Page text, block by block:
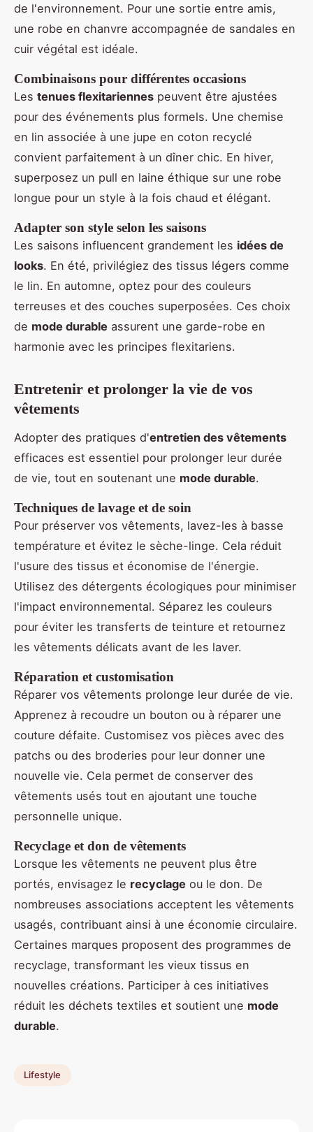
de l'environnement. Pour une sortie entre amis,
une robe en chanvre accompagnée de sandales en
cuir végétal est idéale.
Combinaisons pour différentes occasions
Les tenues flexitariennes peuvent être ajustées
pour des événements plus formels. Une chemise
en lin associée à une jupe en coton recyclé
convient parfaitement à un dîner chic. En hiver,
superposez un pull en laine éthique sur une robe
longue pour un style à la fois chaud et élégant.
Adapter son style selon les saisons
Les saisons influencent grandement les idées de
looks. En été, privilégiez des tissus légers comme
le lin. En automne, optez pour des couleurs
terreuses et des couches superposées. Ces choix
de mode durable assurent une garde-robe en
harmonie avec les principes flexitariens.
Entretenir et prolonger la vie de vos
vêtements
Adopter des pratiques d'entretien des vêtements
efficaces est essentiel pour prolonger leur durée
de vie, tout en soutenant une mode durable.
Techniques de lavage et de soin
Pour préserver vos vêtements, lavez-les à basse
température et évitez le sèche-linge. Cela réduit
l'usure des tissus et économise de l'énergie.
Utilisez des détergents écologiques pour minimiser
l'impact environnemental. Séparez les couleurs
pour éviter les transferts de teinture et retournez
les vêtements délicats avant de les laver.
Réparation et customisation
Réparer vos vêtements prolonge leur durée de vie.
Apprenez à recoudre un bouton ou à réparer une
couture défaite. Customisez vos pièces avec des
patchs ou des broderies pour leur donner une
nouvelle vie. Cela permet de conserver des
vêtements usés tout en ajoutant une touche
personnelle unique.
Recyclage et don de vêtements
Lorsque les vêtements ne peuvent plus être
portés, envisagez le recyclage ou le don. De
nombreuses associations acceptent les vêtements
usagés, contribuant ainsi à une économie circulaire.
Certaines marques proposent des programmes de
recyclage, transformant les vieux tissus en
nouvelles créations. Participer à ces initiatives
réduit les déchets textiles et soutient une mode
durable.
Lifestyle